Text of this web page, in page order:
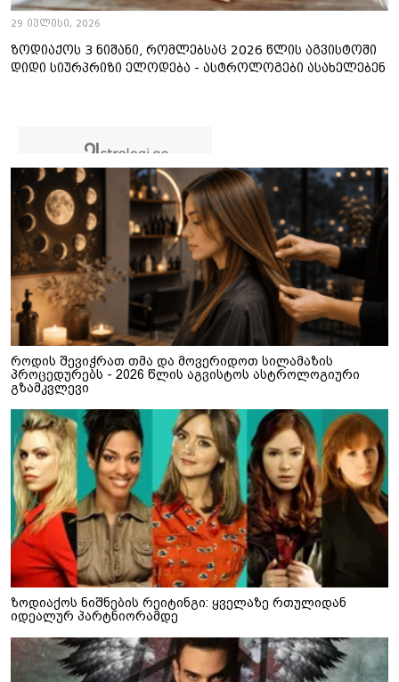
29 ივლისი, 2026
ზოდიაქოს 3 ნიშანი, რომლებსაც 2026 წლის აგვისტოში
დიდი სიურპრიზი ელოდება - ასტროლოგები ასახელებენ
როდის შევიჭრათ თმა და მოვერიდოთ სილამაზის
პროცედურებს - 2026 წლის აგვისტოს ასტროლოგიური
გზამკვლევი
ზოდიაქოს ნიშნების რეიტინგი: ყველაზე რთულიდან
იდეალურ პარტნიორამდე